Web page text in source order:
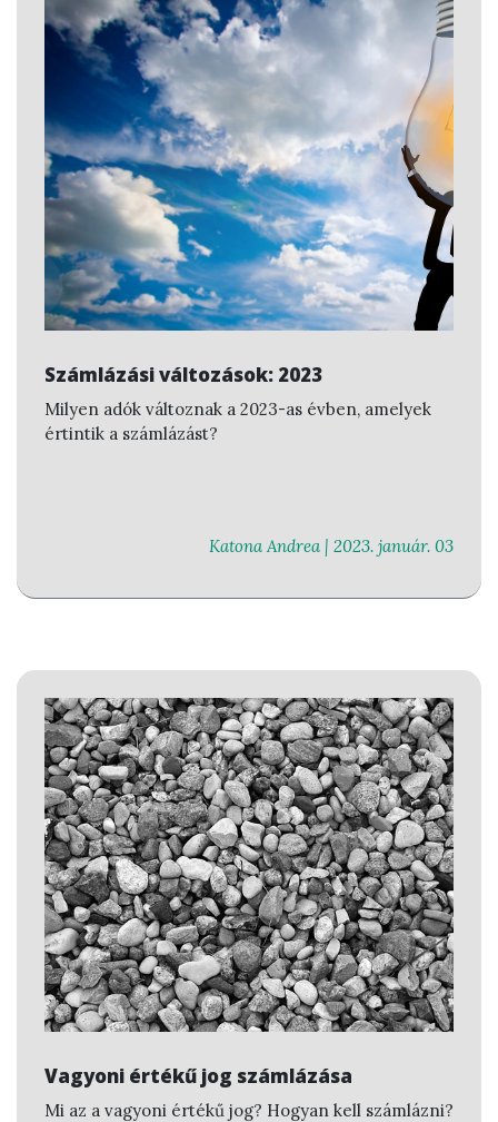
Számlázási változások: 2023
Milyen adók változnak a 2023-as évben, amelyek
értintik a számlázást?
Katona Andrea | 2023. január. 03
Vagyoni értékű jog számlázása
Mi az a vagyoni értékű jog? Hogyan kell számlázni?